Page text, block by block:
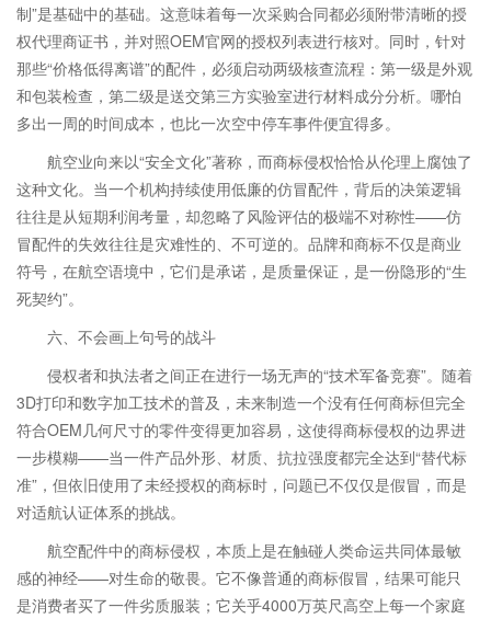
制”是基础中的基础。这意味着每一次采购合同都必须附带清晰的授
权代理商证书，并对照OEM官网的授权列表进行核对。同时，针对
那些“价格低得离谱”的配件，必须启动两级核查流程：第一级是外观
和包装检查，第二级是送交第三方实验室进行材料成分分析。哪怕
多出一周的时间成本，也比一次空中停车事件便宜得多。
航空业向来以“安全文化”著称，而商标侵权恰恰从伦理上腐蚀了
这种文化。当一个机构持续使用低廉的仿冒配件，背后的决策逻辑
往往是从短期利润考量，却忽略了风险评估的极端不对称性——仿
冒配件的失效往往是灾难性的、不可逆的。品牌和商标不仅是商业
符号，在航空语境中，它们是承诺，是质量保证，是一份隐形的“生
死契约”。
六、不会画上句号的战斗
侵权者和执法者之间正在进行一场无声的“技术军备竞赛”。随着
3D打印和数字加工技术的普及，未来制造一个没有任何商标但完全
符合OEM几何尺寸的零件变得更加容易，这使得商标侵权的边界进
一步模糊——当一件产品外形、材质、抗拉强度都完全达到“替代标
准”，但依旧使用了未经授权的商标时，问题已不仅仅是假冒，而是
对适航认证体系的挑战。
航空配件中的商标侵权，本质上是在触碰人类命运共同体最敏
感的神经——对生命的敬畏。它不像普通的商标假冒，结果可能只
是消费者买了一件劣质服装；它关乎4000万英尺高空上每一个家庭